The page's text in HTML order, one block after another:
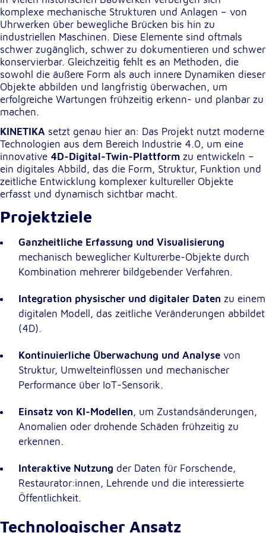
komplexe mechanische Strukturen und Anlagen – von
Uhrwerken über bewegliche Brücken bis hin zu
industriellen Maschinen. Diese Elemente sind oftmals
schwer zugänglich, schwer zu dokumentieren und schwer
konservierbar. Gleichzeitig fehlt es an Methoden, die
sowohl die äußere Form als auch innere Dynamiken dieser
Objekte abbilden und langfristig überwachen, um
erfolgreiche Wartungen frühzeitig erkenn- und planbar zu
machen.
KINETIKA setzt genau hier an: Das Projekt nutzt moderne
Technologien aus dem Bereich Industrie 4.0, um eine
innovative 4D-Digital-Twin-Plattform zu entwickeln –
ein digitales Abbild, das die Form, Struktur, Funktion und
zeitliche Entwicklung komplexer kultureller Objekte
erfasst und dynamisch sichtbar macht.
Projektziele
Ganzheitliche Erfassung und Visualisierung
mechanisch beweglicher Kulturerbe-Objekte durch
Kombination mehrerer bildgebender Verfahren.
Integration physischer und digitaler Daten zu einem
digitalen Modell, das zeitliche Veränderungen abbildet
(4D).
Kontinuierliche Überwachung und Analyse von
Struktur, Umwelteinflüssen und mechanischer
Performance über IoT-Sensorik.
Einsatz von KI-Modellen, um Zustandsänderungen,
Anomalien oder drohende Schäden frühzeitig zu
erkennen.
Interaktive Nutzung der Daten für Forschende,
Restaurator:innen, Lehrende und die interessierte
Öffentlichkeit.
Technologischer Ansatz
Externe Dienste
Um Inhalte von Videoplattformen und
Kartendiensten anzeigen zu können, werden von
diesen externen Diensten Cookies gesetzt.
YouTube
Google LLC
Zweck:
Einbinden und Anzeigen von Videos
NID
Anbieter:
Zweck:
Einbinden von interaktiven Google Karten